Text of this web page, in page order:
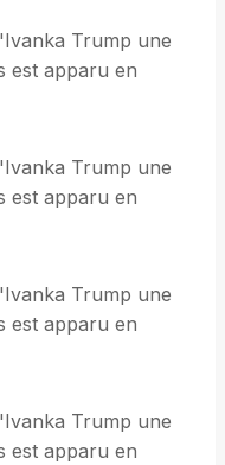
Trump une
est apparu en
Trump une
est apparu en
Trump une
est apparu en
Trump une
est apparu en